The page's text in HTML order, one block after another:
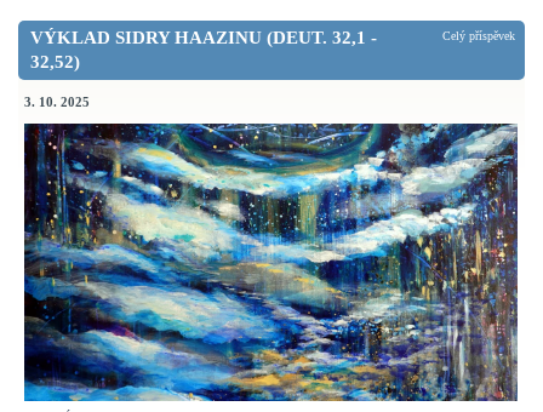
VÝKLAD SIDRY HAAZINU (DEUT. 32,1 -
32,52)
3. 10. 2025
Celý příspěvek